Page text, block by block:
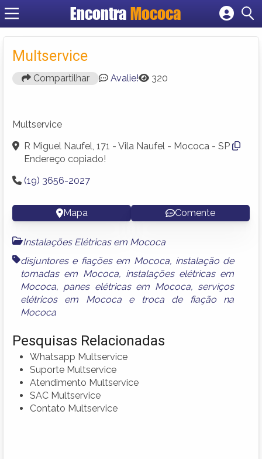
Encontra Mococa
Multservice
Compartilhar Avalie! 320
Multservice
R Miguel Naufel, 171 - Vila Naufel - Mococa - SP
Endereço copiado!
(19) 3656-2027
Mapa Comente
Instalações Elétricas em Mococa
disjuntores e fiações em Mococa, instalação de
tomadas em Mococa, instalações elétricas em
Mococa, panes elétricas em Mococa, serviços
elétricos em Mococae
troca de fiação na
Mococa
Pesquisas Relacionadas
Whatsapp Multservice
Suporte Multservice
Atendimento Multservice
SAC Multservice
Contato Multservice